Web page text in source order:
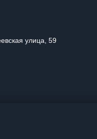
улица, 59